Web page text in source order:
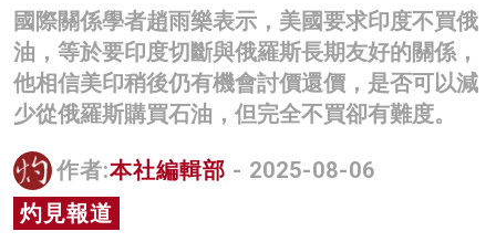
科技
影片
名家榜
灼見活動
關於我們
國際關係學者趙雨樂表示，美國要求印度不買俄
油，等於要印度切斷與俄羅斯長期友好的關係，
他相信美印稍後仍有機會討價還價，是否可以減
少從俄羅斯購買石油，但完全不買卻有難度。
作者:本社編輯部 - 2025-08-06
灼見報道